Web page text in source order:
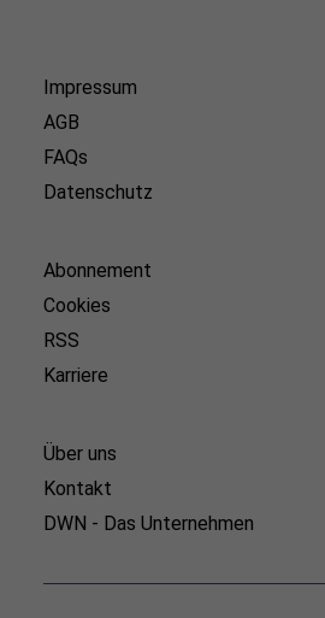
Impressum
AGB
FAQs
Datenschutz
Abonnement
Cookies
RSS
Karriere
Über uns
Kontakt
DWN - Das Unternehmen